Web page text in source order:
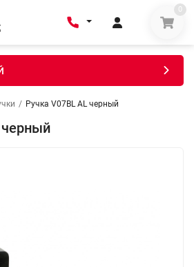
0
/ Ручка V07BL AL черный
черный